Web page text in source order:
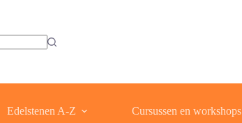
Edelstenen A-Z Cursussen en workshops